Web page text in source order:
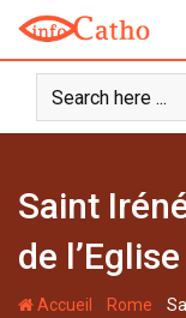
t
Saint
de l’Eglise
Accueil - Rome -